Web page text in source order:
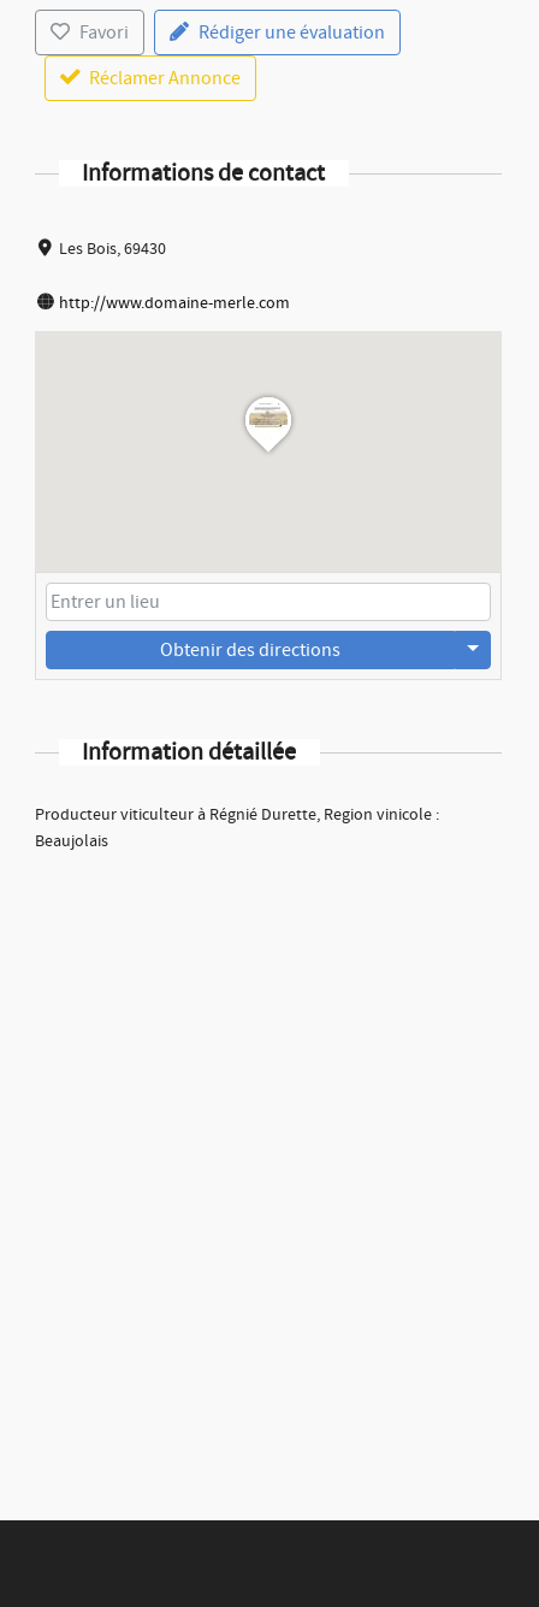
Favori
Rédiger une évaluation
Réclamer Annonce
Informations de contact
Les Bois, 69430
http://www.domaine-merle.com
Obtenir des directions
Information détaillée
Producteur viticulteur à Régnié Durette, Region vinicole :
Beaujolais